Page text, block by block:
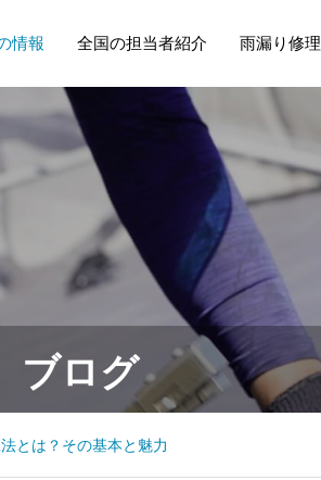
情報 全国の担当者紹介 雨漏り修理
ブログ
とは？その基本と魅力